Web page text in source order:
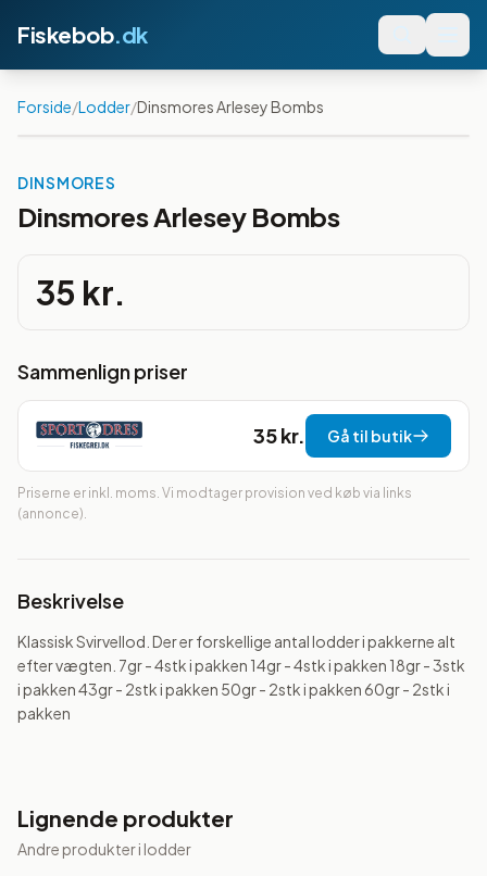
Fiskebob.dk
Forside/Lodder/Dinsmores Arlesey Bombs
DINSMORES
Dinsmores Arlesey Bombs
35 kr.
Sammenlign priser
35 kr. Gå til butik
Priserne er inkl. moms. Vi modtager provision ved køb via links
(annonce).
Beskrivelse
Klassisk Svirvellod. Der er forskellige antal lodder i pakkerne alt
efter vægten. 7gr - 4stk i pakken 14gr - 4stk i pakken 18gr - 3stk
i pakken 43gr - 2stk i pakken 50gr - 2stk i pakken 60gr - 2stk i
pakken
Lignende produkter
Andre produkter i lodder